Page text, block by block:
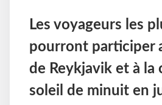
Les voyageurs les
pourront participer
de Reykjavik et à la
soleil de minuit en